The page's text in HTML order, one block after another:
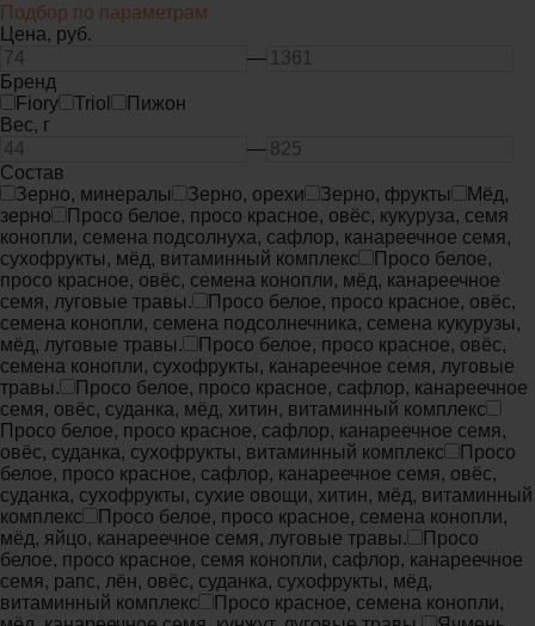
Подбор по параметрам
Цена, руб.
—
Бренд
Fiory
Triol
Пижон
Вес, г
—
Состав
Зерно, минералы
Зерно, орехи Зерно, фрукты
Мёд,
зерно
Просо белое, просо красное, овёс, кукуруза, семя
конопли, семена подсолнуха, сафлор, канареечное семя,
сухофрукты, мёд, витаминный комплекс
Просо белое,
просо красное, овёс, семена конопли, мёд, канареечное
семя, луговые травы.
Просо белое, просо красное, овёс,
семена конопли, семена подсолнечника, семена кукурузы,
мёд, луговые травы.
Просо белое, просо красное, овёс,
семена конопли, сухофрукты, канареечное семя, луговые
травы.
Просо белое, просо красное, сафлор, канареечное
семя, овёс, суданка, мёд, хитин, витаминный комплекс
Просо белое, просо красное, сафлор, канареечное семя,
овёс, суданка, сухофрукты, витаминный комплекс
Просо
белое, просо красное, сафлор, канареечное семя, овёс,
суданка, сухофрукты, сухие овощи, хитин, мёд, витаминный
комплекс
Просо белое, просо красное, семена конопли,
мёд, яйцо, канареечное семя, луговые травы.
Просо
белое, просо красное, семя конопли, сафлор, канареечное
семя, рапс, лён, овёс, суданка, сухофрукты, мёд,
витаминный комплекс
Просо красное, семена конопли,